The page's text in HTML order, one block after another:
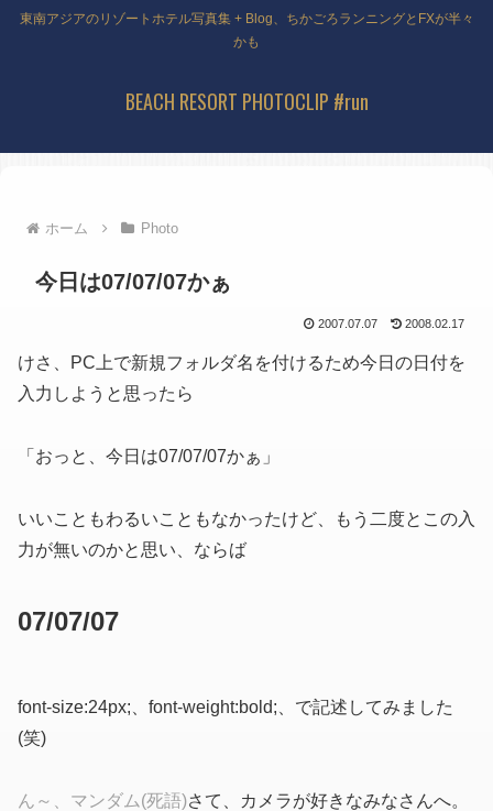
東南アジアのリゾートホテル写真集 + Blog、ちかごろランニングとFXが半々
かも
BEACH RESORT PHOTOCLIP #run
ホーム Photo
今日は07/07/07かぁ
2007.07.07 2008.02.17
けさ、PC上で新規フォルダ名を付けるため今日の日付を
入力しようと思ったら
「おっと、今日は07/07/07かぁ」
いいこともわるいこともなかったけど、もう二度とこの入
力が無いのかと思い、ならば
07/07/07
font-size:24px;、font-weight:bold;、で記述してみました
(笑)
ん～、マンダム(死語)さて、カメラが好きなみなさんへ。